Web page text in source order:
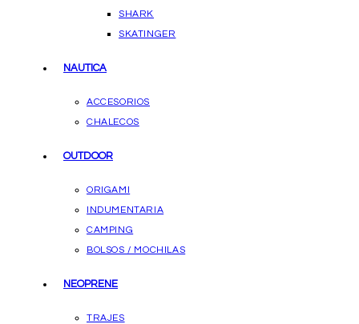
SHARK
SKATINGER
NAUTICA
ACCESORIOS
CHALECOS
OUTDOOR
ORIGAMI
INDUMENTARIA
CAMPING
BOLSOS / MOCHILAS
NEOPRENE
TRAJES